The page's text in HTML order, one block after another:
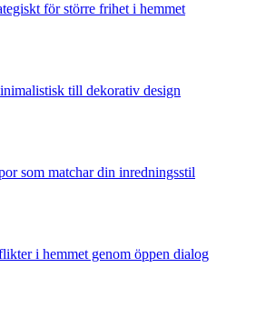
för större frihet i hemmet
till dekorativ design
som matchar din inredningsstil
i hemmet genom öppen dialog